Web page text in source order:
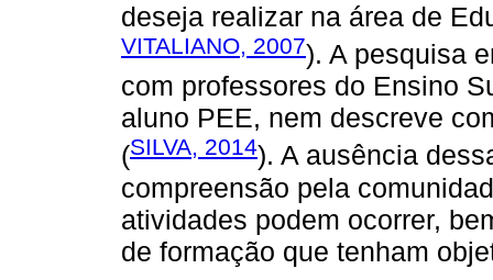
deseja realizar na área de
VITALIANO, 2007). A pesquisa
com professores do Ensino
aluno PEE, nem descreve
(SILVA, 2014). A ausência
compreensão pela
atividades podem ocorrer,
de formação que tenham